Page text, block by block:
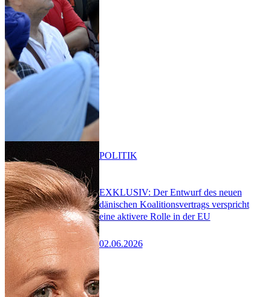
EXKLUSIV: Der Entwurf des neuen
dänischen Koalitionsvertrags verspricht
eine aktivere Rolle in der EU
02.06.2026
POLITIK